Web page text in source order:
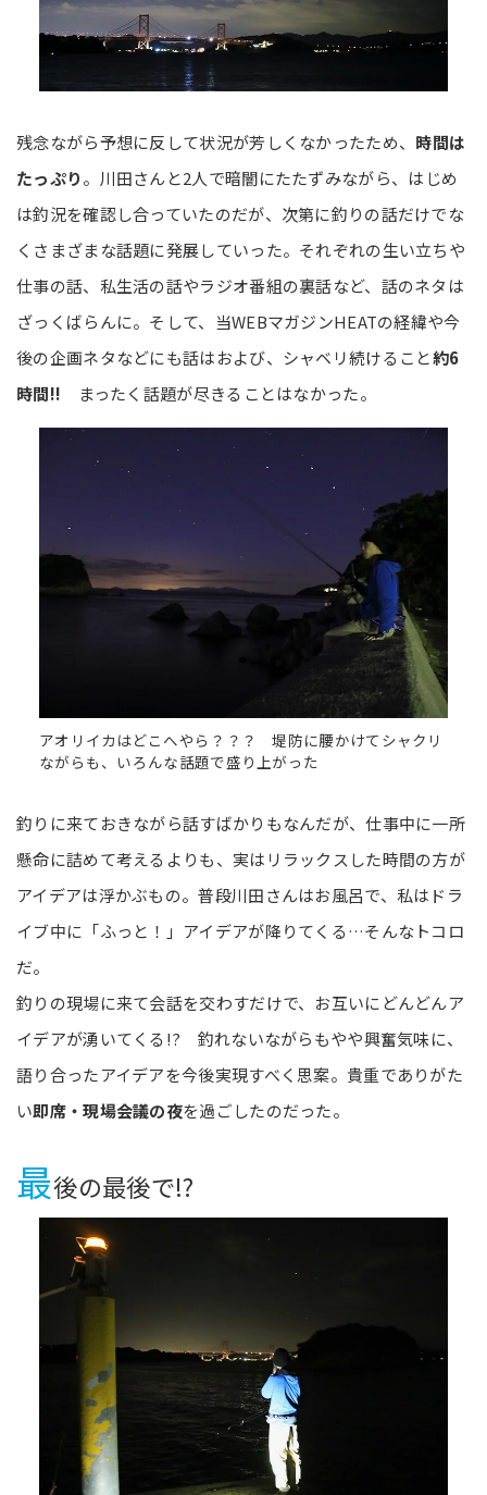
残念ながら予想に反して状況が芳しくなかったため、 時間は
たっぷり。川田さんと2人で暗闇にたたずみながら、はじめ
は釣況を確認し合っていたのだが、次第に釣りの話だけでな
くさまざまな話題に発展していった。それぞれの生い立ちや
仕事の話、私生活の話やラジオ番組の裏話など、話のネタは
ざっくばらんに。そして、当WEBマガジンHEATの経緯や今
後の企画ネタなどにも話はおよび、シャベリ続けること約6
時間!! まったく話題が尽きることはなかった。
アオリイカはどこへやら？？？ 堤防に腰かけてシャクリ
ながらも、いろんな話題で盛り上がった
釣りに来ておきながら話すばかりもなんだが、仕事中に一所
懸命に詰めて考えるよりも、実はリラックスした時間の方が
アイデアは浮かぶもの。普段川田さんはお風呂で、私はドラ
イブ中に「ふっと！」アイデアが降りてくる…そんなトコロ
だ。
釣りの現場に来て会話を交わすだけで、お互いにどんどんア
イデアが湧いてくる!? 釣れないながらもやや興奮気味に、
語り合ったアイデアを今後実現すべく思案。貴重でありがた
い即席・現場会議の夜を過ごしたのだった。
最後の最後で!?